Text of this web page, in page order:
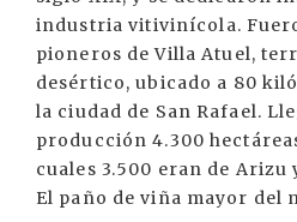
industria vitivinícola.
pioneros de Villa Atuel,
desértico, ubicado a 80
la ciudad de San Rafael.
producción 4.300
cuales 3.500 eran de Arizu
El paño de viña mayor del